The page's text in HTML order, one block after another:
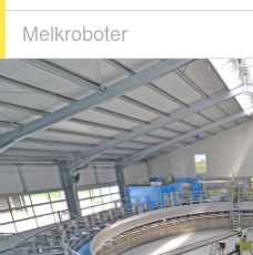
Melkroboter